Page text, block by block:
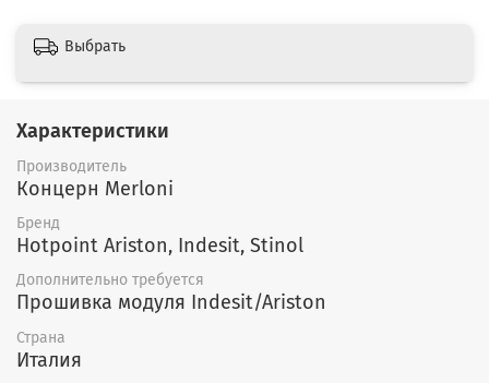
Выбрать
Характеристики
Производитель
Концерн Merloni
Бренд
Hotpoint Ariston, Indesit, Stinol
Дополнительно требуется
Прошивка модуля Indesit/Ariston
Страна
Италия